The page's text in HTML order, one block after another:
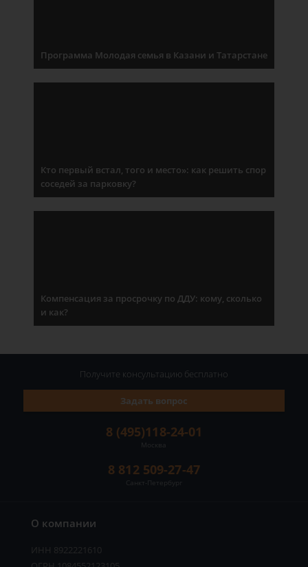
Программа Молодая семья в Казани и Татарстане
Кто первый встал, того и место»: как решить спор
соседей за парковку?
Компенсация за просрочку по ДДУ: кому, сколько
и как?
О компании
ИНН 8922221610
8 (495)118-24-01
Москва
8 812 509-27-47
Санкт-Петербург
Задать вопрос
Получите консультацию бесплатно